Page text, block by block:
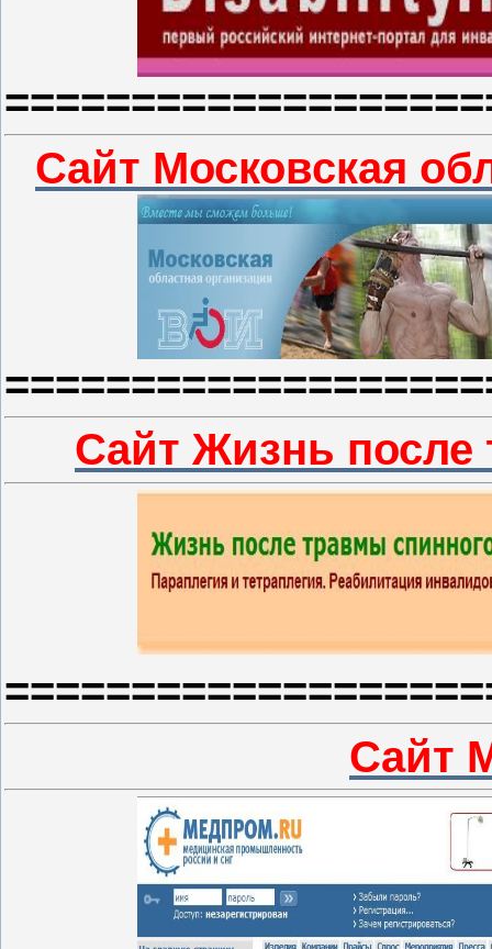
Сайт Московская
Сайт Жизнь после
Сайт